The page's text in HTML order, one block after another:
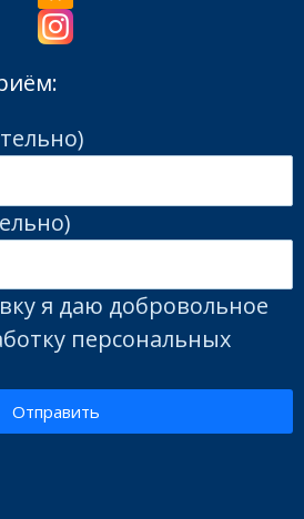
я даю добровольное
персональных
Отправить